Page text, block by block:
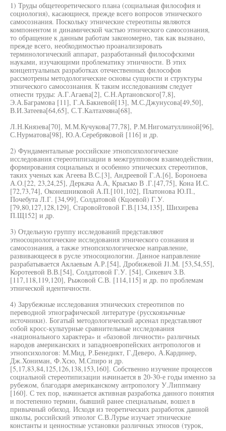
1) Труды общетеоретического плана (социальная философия и
социология), касающиеся, прежде всего вопросов этнического
самосознания. Поскольку этнические стереотипы являются
компонентом и динамической частью этнического самосознания,
то обращение к данным работам закономерно, так как вызвано,
прежде всего, необходимостью проанализировать
терминологический аппарат, разработанный философскими
науками, изучающими проблематику этничности. В этих
концептуальных разработках отечественных философов
рассмотрены методологические основы сущности и структуры
этнического самосознания. К таким исследованиям следует
отнести труды: А.Г.Агаева[2], С.Н.Артановского[7,8],
Э.А.Баграмова [11], Г.А.Бакиевой[13], М.С.Джунусова[49,50],
В.И.Затеева[64,65], С.Т.Калтахчяна[68],
Л.Н.Князева[70], М.М.Кучукова[77,78], Р.М.Нигоматуллиной[96],
С.Нурматова[98], Ю.А.Серебряковой [116] и др.
2) Фундаментальные российские этнопсихологические
исследования стереотипизации в межгрупповом взаимодействии,
формирования социальных и особенно этнических стереотипов,
таких ученых как Агеева В.С.[3], Андреевой Г.А.[6], Бороноева
А.О.[22, 23,24,25], Деркача А.А, Крысько В .Г.[47,75], Кона И.С.
[72,73,74], Оконешниковой А.П.[101,102], Платонова Ю.П.,
Почебута Л.Г. [34,99], Солдатовой (Кцоевой) Г.У.
[79,80,127,128,129], Старовойтовой Г.В.[134,135], Шихирева
П.Щ152] и др.
3) Отдельную группу исследований представляют
этносоциологические исследования этнического сознания и
самосознания, а также этнопсихологическое направление,
развивающееся в русле этносоциологии. Данное направление
разрабатывается Аклаевым А.Р.[54], Дробижевой J1.M. [53,54,55],
Коротеевой В.В.[54], Солдатовой Г.У. [54], Сикевич З.В.
[117,118,119,120], Рыжовой С.В. [114,115] и др. по проблемам
этнической идентичности.
4) Зарубежные исследования этнических стереотипов по
переводной этнографической литературе (русскоязычные
источники). Богатый методологический арсенал представляют
собой кросс-культурные сравнительные исследования
«национального характера» и «базовой личности» различных
народов американских и западноевропейских антропологов и
этнопсихологов: М.Мид, Р.Бенедикт, Г.Деверо, А.Кардинер,
Дж.Хониман, Ф.Хсю, М.Спиро и др.
[5,17,83,84,125,126,138,153,160]. Собственно изучение процессов
социальной стереотипизации начинается в 20-30-е годы именно за
рубежом, благодаря американскому антропологу У.Липпману
[160]. С тех пор, начинается активная разработка данного понятия
и постепенно термин, бывший ранее специальным, вошел в
привычный обиход. Исходя из теоретических разработок данной
школы, российский этнолог С.В.Лурье изучает этнические
константы и ценностные установки различных этносов (турок,